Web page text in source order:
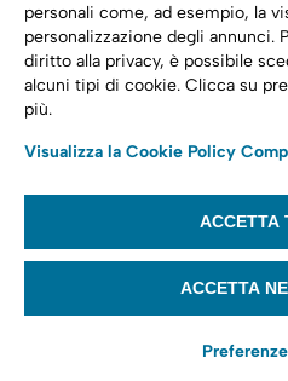
Trasformazione digitale
Energia
Telecomunicazioni
Automotive
© 2022,Tinexta Infocert S.p.A.–
22.117.536 – REA RM 1064345 – Sede
Website privacy policy
personali come, ad esempio, la
personalizzazione degli annunci.
diritto alla privacy, è possibile
alcuni tipi di cookie. Clicca su
più.
Visualizza la Cookie Policy
ACCETTA
ACCETTA